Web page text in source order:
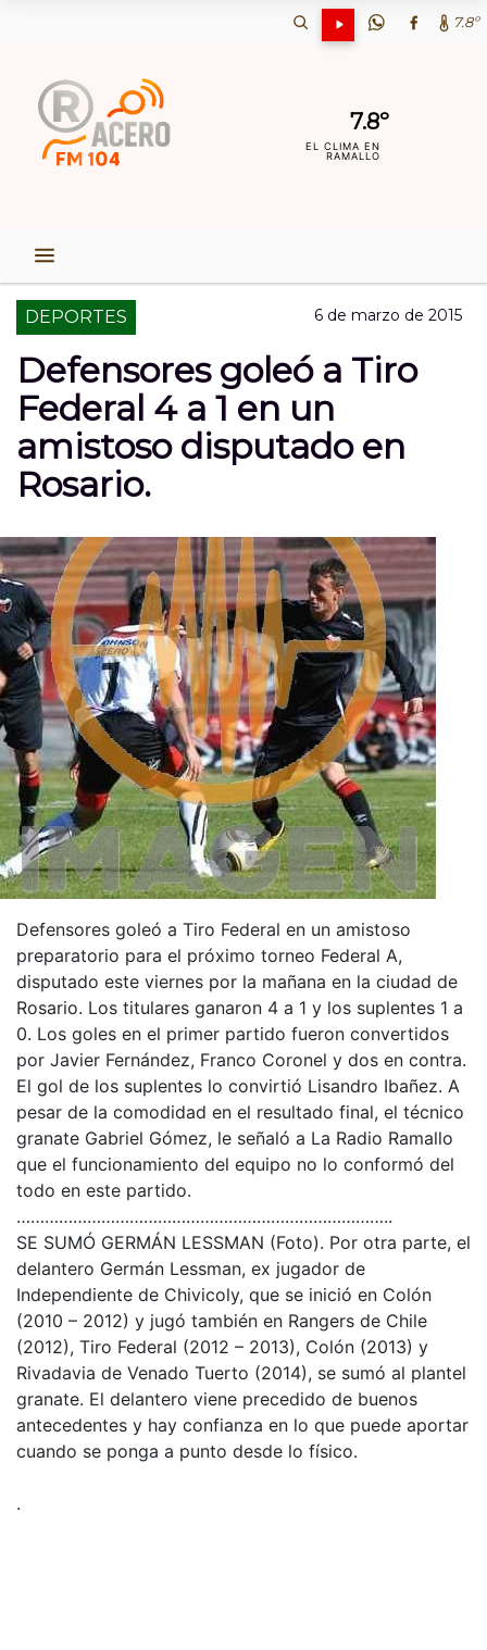
7.8º
7.8º
EL CLIMA EN
RAMALLO
DEPORTES 6 de marzo de 2015
Defensores goleó a Tiro
Federal 4 a 1 en un
amistoso disputado en
Rosario.
Defensores goleó a Tiro Federal en un amistoso
preparatorio para el próximo torneo Federal A,
disputado este viernes por la mañana en la ciudad de
Rosario. Los titulares ganaron 4 a 1 y los suplentes 1 a
0. Los goles en el primer partido fueron convertidos
por Javier Fernández, Franco Coronel y dos en contra.
El gol de los suplentes lo convirtió Lisandro Ibañez. A
pesar de la comodidad en el resultado final, el técnico
granate Gabriel Gómez, le señaló a La Radio Ramallo
que el funcionamiento del equipo no lo conformó del
todo en este partido.
……………………………………………………………………..
SE SUMÓ GERMÁN LESSMAN (Foto). Por otra parte, el
delantero Germán Lessman, ex jugador de
Independiente de Chivicoly, que se inició en Colón
(2010 – 2012) y jugó también en Rangers de Chile
(2012), Tiro Federal (2012 – 2013), Colón (2013) y
Rivadavia de Venado Tuerto (2014), se sumó al plantel
granate. El delantero viene precedido de buenos
antecedentes y hay confianza en lo que puede aportar
cuando se ponga a punto desde lo físico.
.